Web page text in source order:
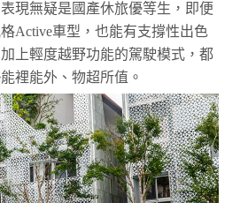
現無疑是國產休旅優等生，即便
Active車型，也能有支撐性出色
上輕度越野功能的駕駛模式，都
裡能外、物超所值。